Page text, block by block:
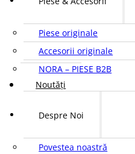
Piese originale
Accesorii originale
NORA – PIESE B2B
Noutăți
Despre Noi
Povestea noastră